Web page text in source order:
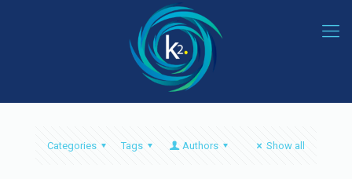
Categories Tags Authors Show all